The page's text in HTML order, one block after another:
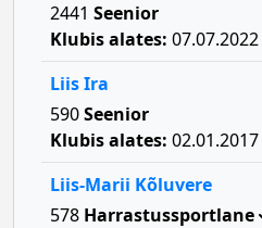
2441 Seenior
Klubis alates: 07.07.2022
Liis Ira
590Seenior
Klubis alates: 02.01.2017
Liis-Marii Kõluvere
578 Harrastussportlane